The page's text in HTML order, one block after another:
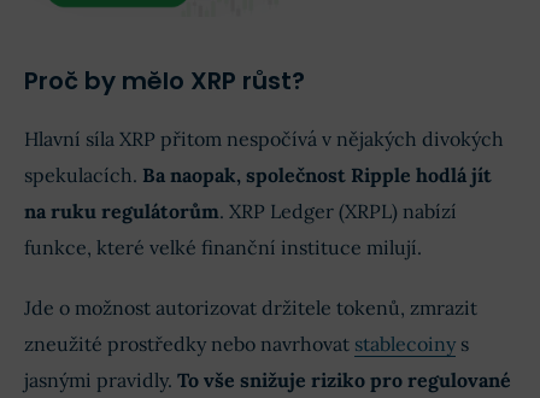
Proč by mělo XRP růst?
Hlavní síla XRP přitom nespočívá v nějakých divokých
spekulacích. Ba naopak, společnost Ripple hodlá jít
na ruku regulátorům. XRP Ledger (XRPL) nabízí
funkce, které velké finanční instituce milují.
Jde o možnost autorizovat držitele tokenů, zmrazit
zneužité prostředky nebo navrhovat stablecoiny s
jasnými pravidly. To vše snižuje riziko pro regulované